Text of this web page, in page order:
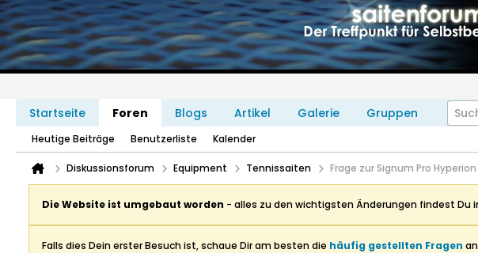
Startseite Foren Blogs Artikel Galerie Gruppen
Heutige Beiträge Benutzerliste Kalender
Diskussionsforum Equipment Tennissaiten Frage zur Signum Pro Hyperion
Die Website ist umgebaut worden - alles zu den wichtigsten Änderungen findest Du
Falls dies Dein erster Besuch ist, schaue Dir am besten die häufig gestellten Fragen